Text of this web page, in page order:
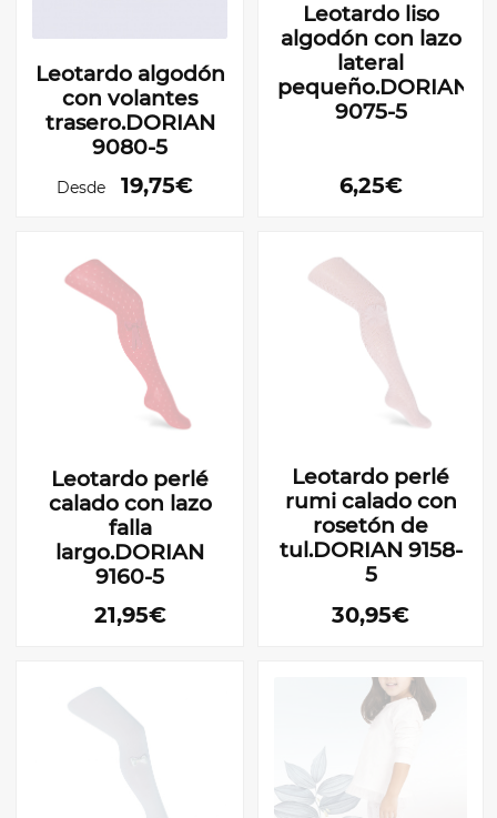
Leotardo algodón
con volantes
trasero.DORIAN
9080-5
Desde 19,75€
Leotardo liso
algodón con lazo
lateral
pequeño.DORIAN
9075-5
6,25€
Leotardo perlé
calado con lazo
falla
largo.DORIAN
9160-5
21,95€
Leotardo perlé
rumi calado con
rosetón de
tul.DORIAN 9158-
5
30,95€